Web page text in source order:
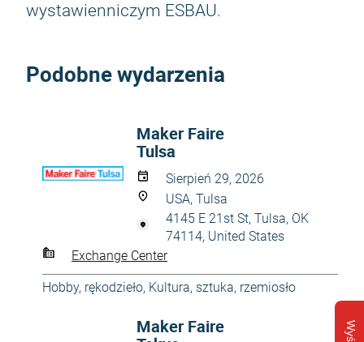
wystawienniczym ESBAU.
Podobne wydarzenia
Maker Faire
Tulsa
Sierpień 29, 2026
USA, Tulsa
4145 E 21st St, Tulsa, OK
74114, United States
Exchange Center
Hobby, rękodzieło, Kultura, sztuka, rzemiosło
Maker Faire